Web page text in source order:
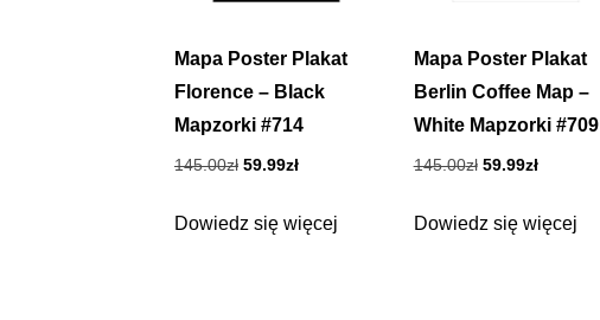
Mapa Poster Plakat
Florence – Black
Mapzorki #714
145.00zł Pierwotna
wynosiła:
59.99złAktualna
wynosi:
Dowiedz się więcej
Mapa Poster Plakat
Berlin Coffee Map –
White Mapzorki #709
145.00zł Pierwotna
wynosiła:
59.99złAktualna
wynosi:
Dowiedz się więcej